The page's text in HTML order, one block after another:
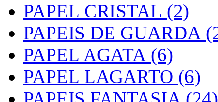
PAPEL CRISTAL (2)
PAPEIS DE GUARDA
PAPEL AGATA (6)
PAPEL LAGARTO (6)